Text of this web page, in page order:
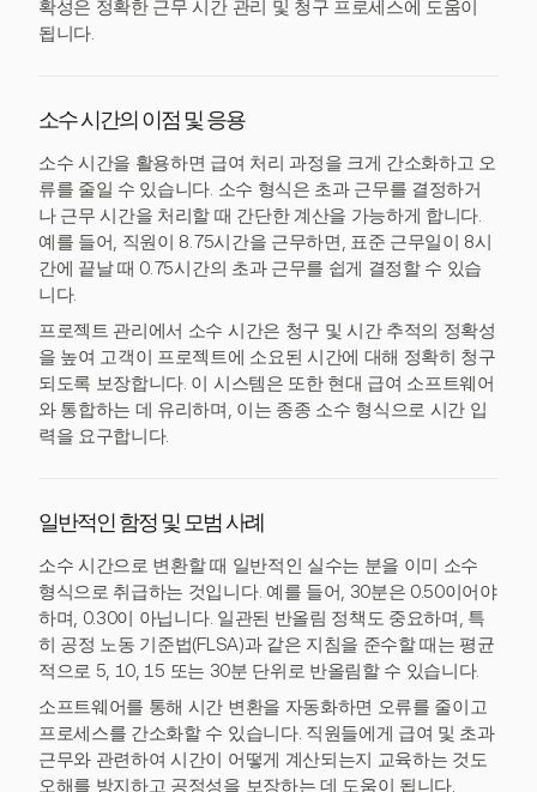
확성은 정확한 근무 시간 관리 및 청구 프로세스에 도움이
됩니다.
소수 시간의 이점 및 응용
소수 시간을 활용하면 급여 처리 과정을 크게 간소화하고 오
류를 줄일 수 있습니다. 소수 형식은 초과 근무를 결정하거
나 근무 시간을 처리할 때 간단한 계산을 가능하게 합니다.
예를 들어, 직원이 8.75시간을 근무하면, 표준 근무일이 8시
간에 끝날 때 0.75시간의 초과 근무를 쉽게 결정할 수 있습
니다.
프로젝트 관리에서 소수 시간은 청구 및 시간 추적의 정확성
을 높여 고객이 프로젝트에 소요된 시간에 대해 정확히 청구
되도록 보장합니다. 이 시스템은 또한 현대 급여 소프트웨어
와 통합하는 데 유리하며, 이는 종종 소수 형식으로 시간 입
력을 요구합니다.
일반적인 함정 및 모범 사례
소수 시간으로 변환할 때 일반적인 실수는 분을 이미 소수
형식으로 취급하는 것입니다. 예를 들어, 30분은 0.50이어야
하며, 0.30이 아닙니다. 일관된 반올림 정책도 중요하며, 특
히 공정 노동 기준법(FLSA)과 같은 지침을 준수할 때는 평균
적으로 5, 10, 15 또는 30분 단위로 반올림할 수 있습니다.
소프트웨어를 통해 시간 변환을 자동화하면 오류를 줄이고
프로세스를 간소화할 수 있습니다. 직원들에게 급여 및 초과
근무와 관련하여 시간이 어떻게 계산되는지 교육하는 것도
오해를 방지하고 공정성을 보장하는 데 도움이 됩니다.